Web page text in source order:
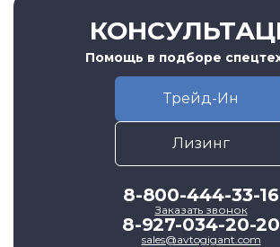
Помощь в подборе
Трейд-Ин
Лизинг
8-800-444-33-16
Заказать звонок
8-927-034-20-20
sales@avtogigant.com